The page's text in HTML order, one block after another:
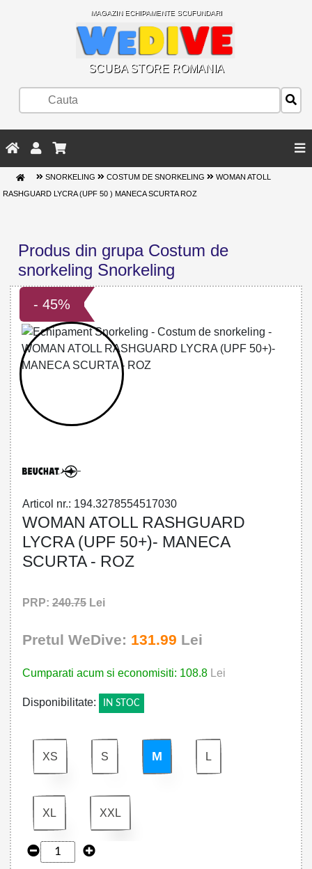
MAGAZIN ECHIPAMENTE SCUFUNDARI
SCUBA STORE ROMANIA
SNORKELING COSTUM DE SNORKELING WOMAN ATOLL
RASHGUARD LYCRA (UPF 50 ) MANECA SCURTA ROZ
Produs din grupa Costum de
snorkeling Snorkeling
- 45%
32785545170 - ATOLL WOMAN
Articol nr.: 194.3278554517030
WOMAN ATOLL RASHGUARD
LYCRA (UPF 50+)- MANECA
SCURTA - ROZ
PRP: 240.75Lei
Pretul WeDive: 131.99 Lei
Cumparati acum si economisiti: 108.8Lei
Disponibilitate: IN STOC
XS S M L
XL XXL